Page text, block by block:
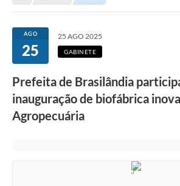
Transparência
Câmara Municipal
e-SIC
Tributação
AGO
25
25 AGO 2025
GABINETE
Prefeita de Brasilândia
inauguração de biofábrica
Agropecuária